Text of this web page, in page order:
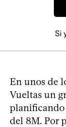
Si
En unos de
Vueltas un
del 8M. Por